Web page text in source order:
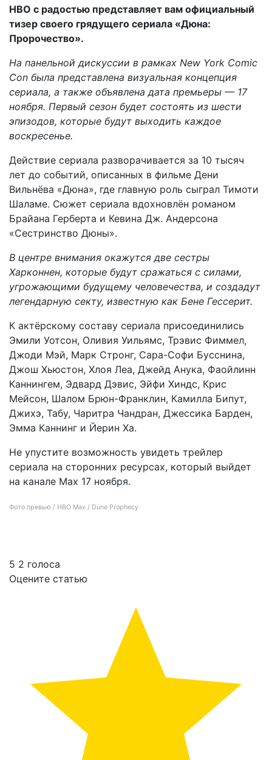
HBO с радостью представляет вам официальный
тизер своего грядущего сериала «Дюна:
Пророчество».
На панельной дискуссии в рамках New York Comic
Con была представлена визуальная концепция
сериала, а также объявлена дата премьеры — 17
ноября. Первый сезон будет состоять из шести
эпизодов, которые будут выходить каждое
воскресенье.
Действие сериала разворачивается за 10 тысяч
лет до событий, описанных в фильме Дени
Вильнёва «Дюна», где главную роль сыграл Тимоти
Шаламе. Сюжет сериала вдохновлён романом
Брайана Герберта и Кевина Дж. Андерсона
«Сестринство Дюны».
В центре внимания окажутся две сестры
Харконнен, которые будут сражаться с силами,
угрожающими будущему человечества, и создадут
легендарную секту, известную как Бене Гессерит.
К актёрскому составу сериала присоединились
Эмили Уотсон, Оливия Уильямс, Трэвис Фиммел,
Джоди Мэй, Марк Стронг, Сара-Софи Бусснина,
Джош Хьюстон, Хлоя Леа, Джейд Анука, Фаойлинн
Каннингем, Эдвард Дэвис, Эйфи Хиндс, Крис
Мейсон, Шалом Брюн-Франклин, Камилла Бипут,
Джихэ, Табу, Чаритра Чандран, Джессика Барден,
Эмма Каннинг и Йерин Ха.
Не упустите возможность увидеть трейлер
сериала на сторонних ресурсах, который выйдет
на канале Max 17 ноября.
Фото превью / HBO Max / Dune Prophecy
5 2 голоса
Оцените статью